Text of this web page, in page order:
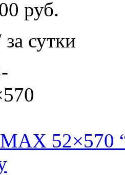
руб.
сутки
52×570